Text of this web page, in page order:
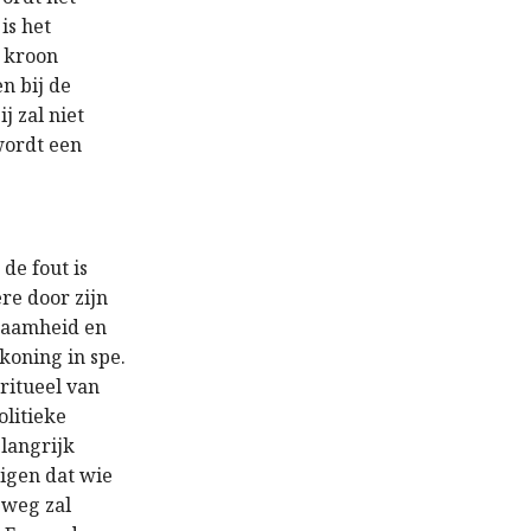
het
kroon
bij de
zal niet
een
fout is
door zijn
en
in spe.
van
dat wie
zal